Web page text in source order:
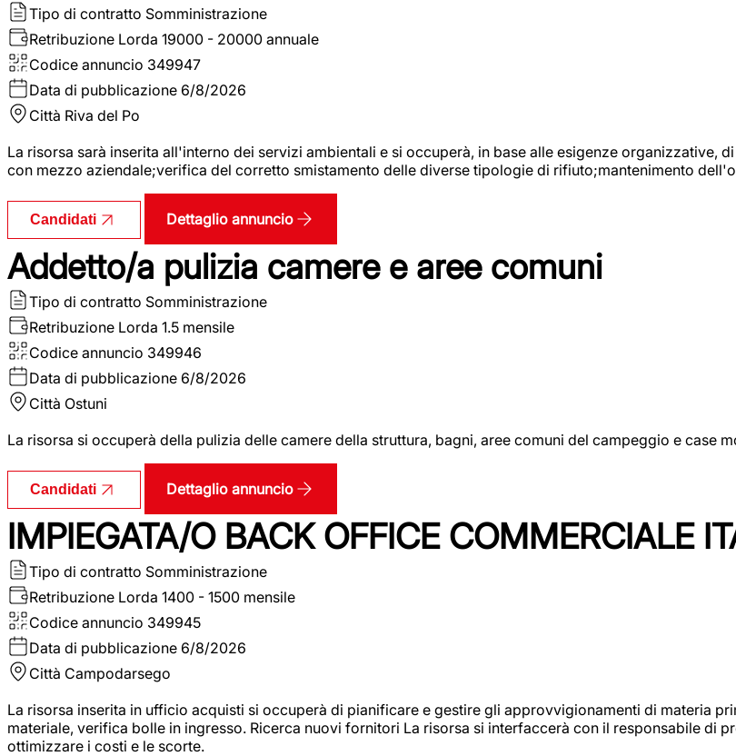
Tipo di contratto Somministrazione
Retribuzione Lorda 19000 - 20000 annuale
Codice annuncio 349947
Data di pubblicazione 6/8/2026
Città Riva del Po
La risorsa sarà inserita all'interno dei servizi ambientali e si occuperà, in base alle esigenze
con mezzo aziendale;verifica del corretto smistamento delle diverse tipologie di rifiuto;mantenimento
Candidati Dettaglio annuncio
Addetto/a pulizia camere e aree comuni
Tipo di contratto Somministrazione
Retribuzione Lorda 1.5 mensile
Codice annuncio 349946
Data di pubblicazione 6/8/2026
Città Ostuni
La risorsa si occuperà della pulizia delle camere della struttura, bagni, aree comuni del campeggio e case
Candidati Dettaglio annuncio
IMPIEGATA/O BACK OFFICE COMMERCIALE
Tipo di contratto Somministrazione
Retribuzione Lorda 1400 - 1500 mensile
Codice annuncio 349945
Data di pubblicazione 6/8/2026
Città Campodarsego
La risorsa inserita in ufficio acquisti si occuperà di pianificare e gestire gli approvvigionamenti di materia
materiale, verifica bolle in ingresso. Ricerca nuovi fornitori La risorsa si interfaccerà con il responsabile di
ottimizzare i costi e le scorte.